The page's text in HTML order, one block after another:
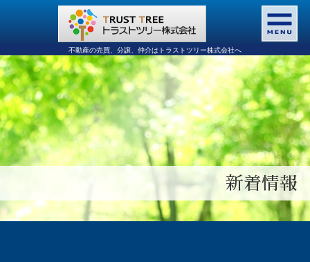
不動産の売買、分譲、仲介はトラストツリー株式会社へ
新着情報